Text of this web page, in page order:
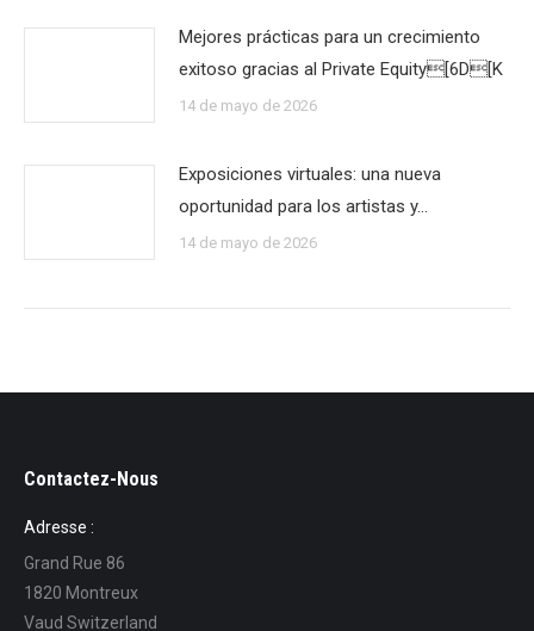
Mejores prácticas para un crecimiento
exitoso gracias al Private Equity[6D[K
14 de mayo de 2026
Exposiciones virtuales: una nueva
oportunidad para los artistas y…
14 de mayo de 2026
Contactez-Nous
Adresse :
Grand Rue 86
1820 Montreux
Vaud Switzerland